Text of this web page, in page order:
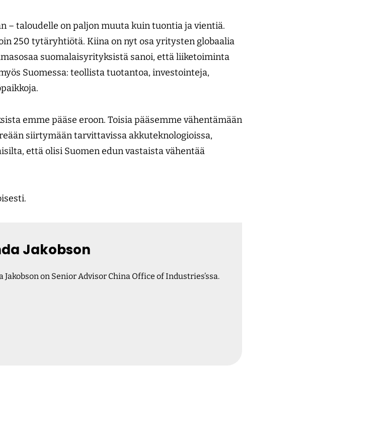
– taloudelle on paljon muuta kuin tuontia ja vientiä.
250 tytäryhtiötä. Kiina on nyt osa yritysten globaalia
suomalaisyrityksistä sanoi, että liiketoiminta
Suomessa: teollista tuotantoa, investointeja,
emme pääse eroon. Toisia pääsemme vähentämään
siirtymään tarvittavissa akkuteknologioissa,
että olisi Suomen edun vastaista vähentää
Jakobson
Jakobson on Senior Advisor China Office of Industries’ssa.